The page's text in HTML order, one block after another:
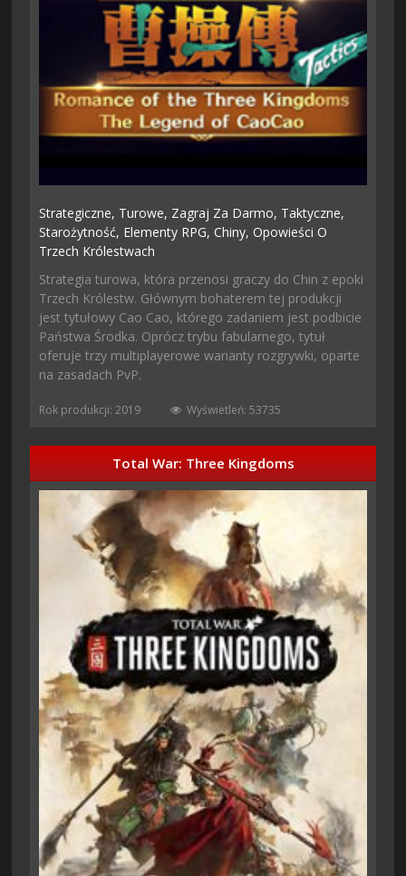
Strategiczne, Turowe, Zagraj Za Darmo, Taktyczne,
Starożytność, Elementy RPG,Chiny,Opowieści O
Trzech Królestwach
Strategia turowa, która przenosi graczy do Chin z epoki
Trzech Królestw. Głównym bohaterem tej produkcji
jest tytułowy Cao Cao, którego zadaniem jest podbicie
Państwa Środka. Oprócz trybu fabularnego, tytuł
oferuje trzy multiplayerowe warianty rozgrywki, oparte
na zasadach PvP.
Rok produkcji: 2019 Wyświetleń: 53735
Total War: Three Kingdoms